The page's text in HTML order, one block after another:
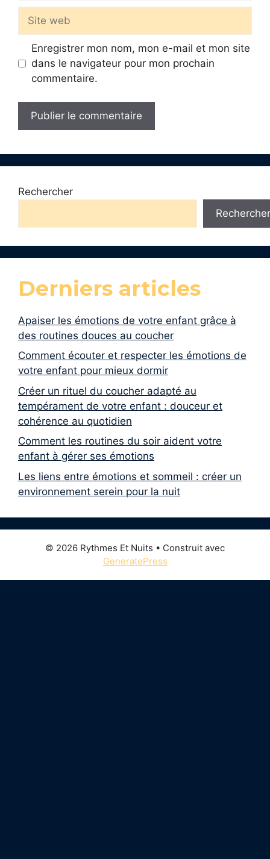
Site
web
Enregistrer mon nom, mon e-mail et mon site
dans le navigateur pour mon prochain
commentaire.
Rechercher
Rechercher
Derniers articles
Apaiser les émotions de votre enfant grâce à
des routines douces au coucher
Comment écouter et respecter les émotions de
votre enfant pour mieux dormir
Créer un rituel du coucher adapté au
tempérament de votre enfant : douceur et
cohérence au quotidien
Comment les routines du soir aident votre
enfant à gérer ses émotions
Les liens entre émotions et sommeil : créer un
environnement serein pour la nuit
© 2026 Rythmes Et Nuits • Construit avec
GeneratePress